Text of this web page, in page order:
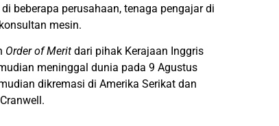
beberapa perusahaan, tenaga pengajar di
mesin.
Order of Merit dari pihak Kerajaan Inggris
meninggal dunia pada 9 Agustus
dikremasi di Amerika Serikat dan